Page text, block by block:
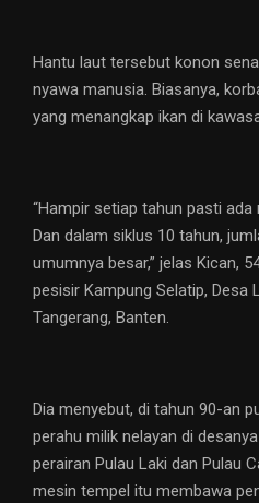
Hantu laut tersebut konon
nyawa manusia. Biasanya,
yang menangkap ikan di
“Hampir setiap tahun pasti ada
Dan dalam siklus 10 tahun,
umumnya besar,” jelas Kican,
pesisir Kampung Selatip, Desa
Tangerang, Banten.
Dia menyebut, di tahun 90-an
perahu milik nelayan di
perairan Pulau Laki dan Pulau
mesin tempel itu membawa